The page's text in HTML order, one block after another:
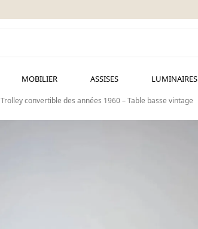
MOBILIER ASSISES LUMINAIRES
Trolley convertible des années 1960 – Table basse vintage